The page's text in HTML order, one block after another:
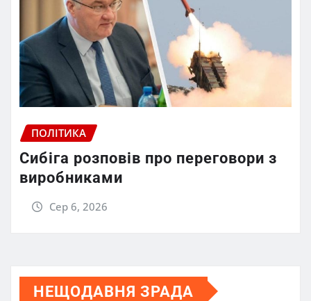
ПОЛІТИКА
Сибіга розповів про переговори з
виробниками
Сер 6, 2026
НЕЩОДАВНЯ ЗРАДА